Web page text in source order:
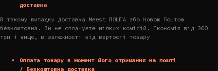
доставка
В такому випадку доставка Meest ПОШТА або Новою Поштою
безкоштовна. Ви не сплачуєте ніяких комісій. Економія від 300
грн і вище, в залежності від вартості товару
Оплата товару в момент його отримання на пошті
/ Безкоштовна доставка